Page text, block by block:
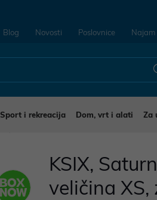
Blog Novosti Poslovnice Najam
Sport i rekreacija Dom, vrt i alati Za
KSIX,
veličina XS,